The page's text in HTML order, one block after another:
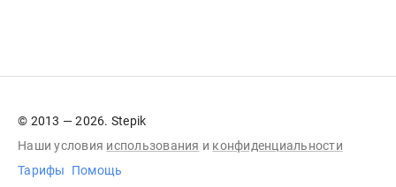
© 2013 — 2026. Stepik
Наши условия использования и конфиденциальности
Тарифы
Помощь